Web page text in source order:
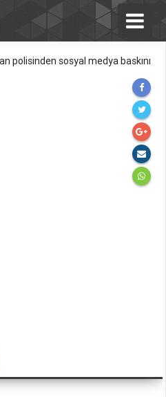
polisinden sosyal medya baskını